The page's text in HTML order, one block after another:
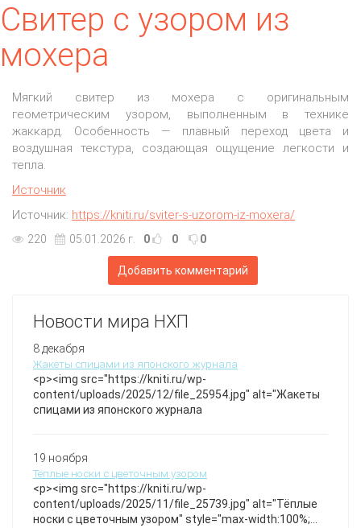
Свитер с узором из
мохера
Мягкий свитер из мохера с оригинальным
геометрическим узором, выполненным в технике
жаккард. Особенность — плавный переход цвета и
воздушная текстура, создающая ощущение легкости и
тепла.
Источник
Источник: https://kniti.ru/sviter-s-uzorom-iz-moxera/
220 05.01.2026 г. 0 0 0
Добавить комментарий
Новости мира НХП
8 декабря
Жакеты спицами из японского журнала
<p><img src="https://kniti.ru/wp-
content/uploads/2025/12/file_25954.jpg" alt="Жакеты
спицами из японского журнала
19 ноября
Тёплые носки с цветочным узором
<p><img src="https://kniti.ru/wp-
content/uploads/2025/11/file_25739.jpg" alt="Тёплые
носки с цветочным узором" style="max-width:100%;